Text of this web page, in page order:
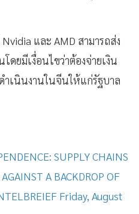
และ AMD สามารถส่ง
โดยมีเงื่อนไขว่าต้องจ่ายเงิน
ำเนินงานในจีนให้แก่รัฐบาล
SUPPLY CHAINS
A BACKDROP OF
Friday, August